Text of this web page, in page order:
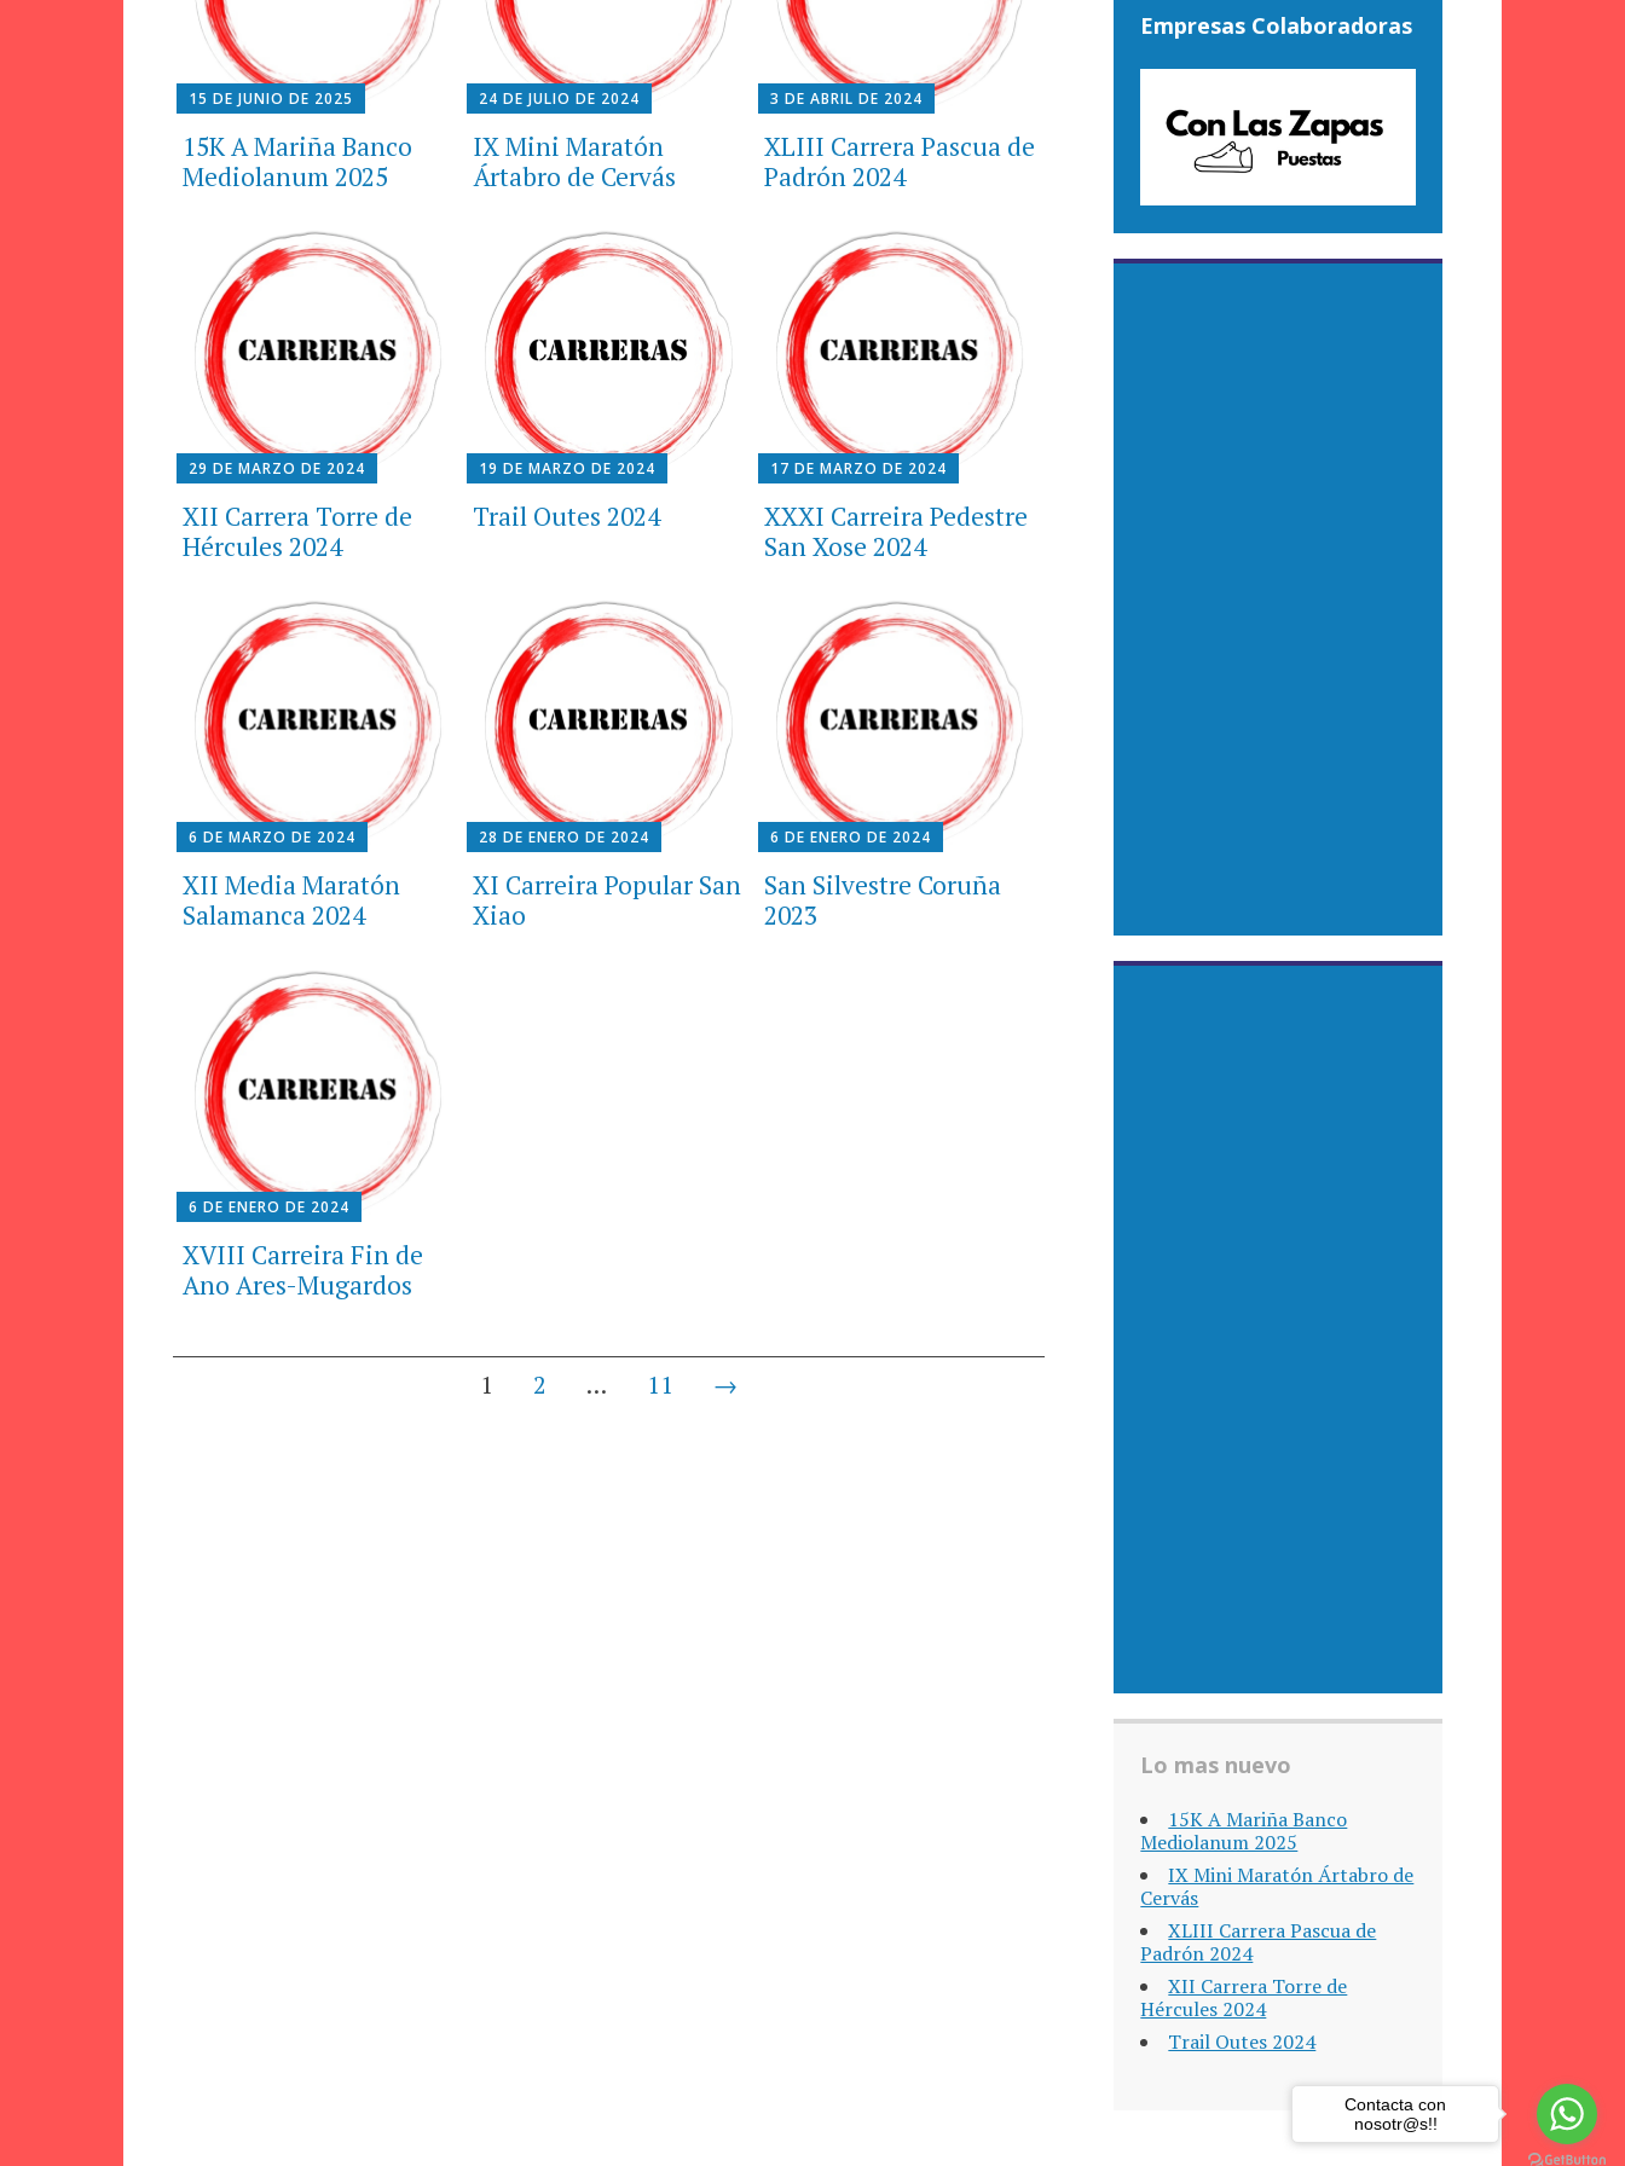
15 DE JUNIO DE 2025
15K A Mariña Banco
Mediolanum 2025
24 DE JULIO DE 2024
IX Mini Maratón
Ártabro de Cervás
3 DE ABRIL DE 2024
XLIII Carrera Pascua de
Padrón 2024
29 DE MARZO DE 2024
XII Carrera Torre de
Hércules 2024
19 DE MARZO DE 2024
Trail Outes 2024
17 DE MARZO DE 2024
XXXI Carreira Pedestre
San Xose 2024
6 DE MARZO DE 2024
XII Media Maratón
Salamanca 2024
28 DE ENERO DE 2024
XI Carreira Popular San
Xiao
6 DE ENERO DE 2024
San Silvestre Coruña
2023
6 DE ENERO DE 2024
XVIII Carreira Fin de
Ano Ares-Mugardos
1 2 … 11 →
Empresas Colaboradoras
Lo mas nuevo
15K A Mariña Banco
Mediolanum 2025
IX Mini Maratón Ártabro de
Cervás
XLIII Carrera Pascua de
Padrón 2024
XII Carrera Torre de
Hércules 2024
Trail Outes 2024
Contacta con
nosotr@s!!